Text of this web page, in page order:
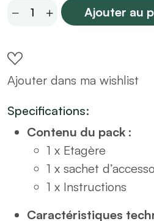
Etagère
4
cases
2
portes
quantity
Ajouter au
Ajouter dans ma wishlist
Specifications:
Contenu du pack :
1 x Etagère
1 x sachet
1 x Instructions
Caractéristiques